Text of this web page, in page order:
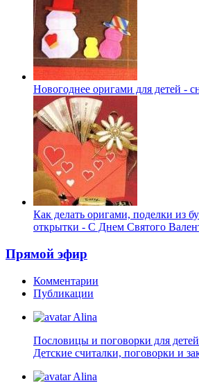
Новогоднее оригами для детей -
Как делать оригами, поделки из
открытки - С Днем Святого
Прямой эфир
Комментарии
Публикации
Alina
Пословицы и поговорки для
Детские считалки, поговорки и
Alina